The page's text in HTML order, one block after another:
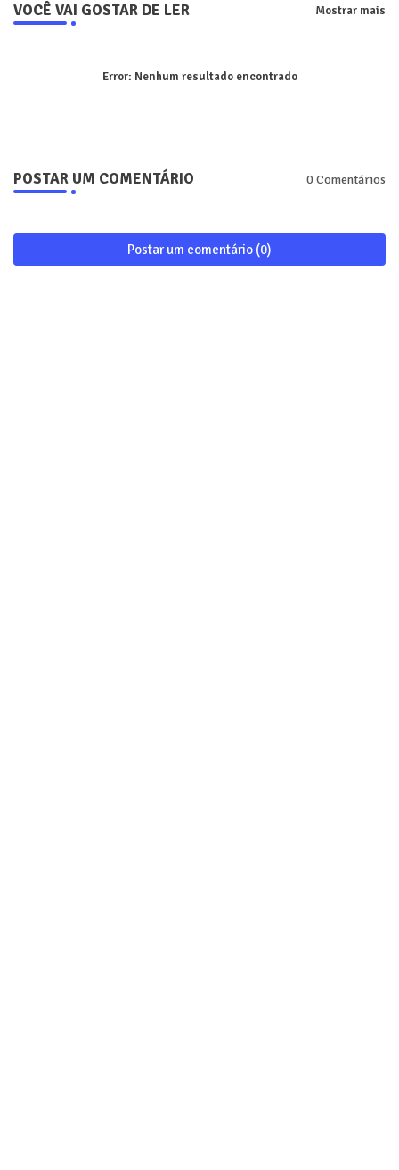
VOCÊ VAI GOSTAR DE LER Mostrar mais
Error: Nenhum resultado encontrado
POSTAR UM COMENTÁRIO 0 Comentários
Postar um comentário (0)